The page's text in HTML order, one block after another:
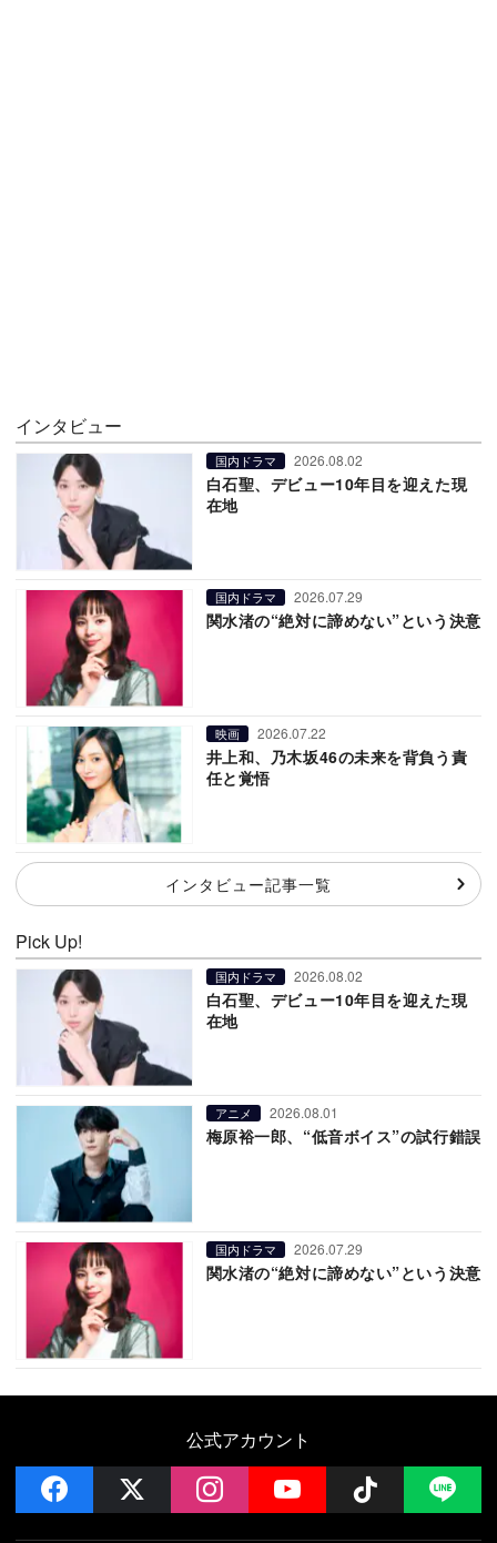
インタビュー
国内ドラマ 2026.08.02
白石聖、デビュー10年目を迎えた現
在地
国内ドラマ 2026.07.29
関水渚の“絶対に諦めない”という決意
映画 2026.07.22
井上和、乃木坂46の未来を背負う責
任と覚悟
インタビュー記事一覧
Pick Up!
国内ドラマ 2026.08.02
白石聖、デビュー10年目を迎えた現
在地
アニメ 2026.08.01
梅原裕一郎、“低音ボイス”の試行錯誤
国内ドラマ 2026.07.29
関水渚の“絶対に諦めない”という決意
公式アカウント
facebook instagramYouTube Follow